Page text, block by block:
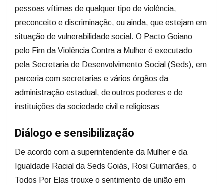
pessoas vítimas de qualquer tipo de violência,
preconceito e discriminação, ou ainda, que estejam em
situação de vulnerabilidade social. O Pacto Goiano
pelo Fim da Violência Contra a Mulher é executado
pela Secretaria de Desenvolvimento Social (Seds), em
parceria com secretarias e vários órgãos da
administração estadual, de outros poderes e de
instituições da sociedade civil e religiosas
Diálogo e sensibilização
De acordo com a superintendente da Mulher e da
Igualdade Racial da Seds Goiás, Rosi Guimarães, o
Todos Por Elas trouxe o sentimento de união em